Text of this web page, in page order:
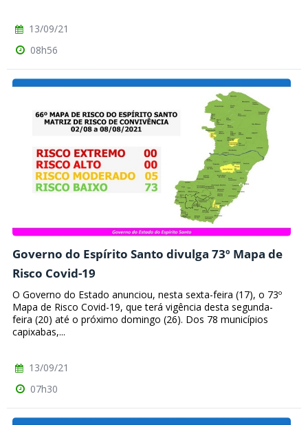
13/09/21
08h56
Governo do Espírito Santo divulga 73º Mapa de
Risco Covid-19
O Governo do Estado anunciou, nesta sexta-feira (17), o 73º
Mapa de Risco Covid-19, que terá vigência desta segunda-
feira (20) até o próximo domingo (26). Dos 78 municípios
capixabas,...
13/09/21
07h30